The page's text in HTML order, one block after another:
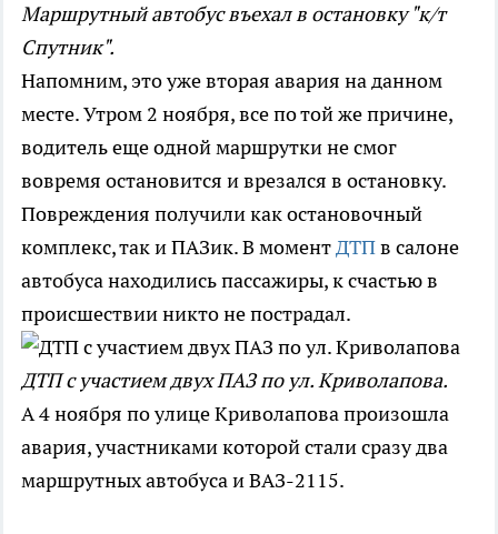
Маршрутный автобус въехал в остановку "к/т
Спутник".
Напомним, это уже вторая авария на данном
месте. Утром 2 ноября, все по той же причине,
водитель еще одной маршрутки не смог
вовремя остановится и врезался в остановку.
Повреждения получили как остановочный
комплекс, так и ПАЗик. В моментДТПв салоне
автобуса находились пассажиры, к счастью в
происшествии никто не пострадал.
ДТП с участием двух ПАЗ по ул. Криволапова.
А 4 ноября по улице Криволапова произошла
авария, участниками которой стали сразу два
маршрутных автобуса и ВАЗ-2115.